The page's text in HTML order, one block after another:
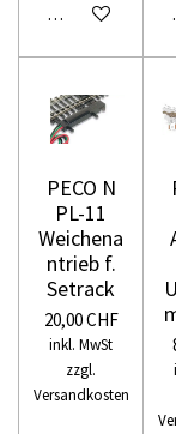
In den Warenkorb
PECO N
PL-11
Weichena
ntrieb f.
Setrack
20,00 CHF
inkl. MwSt
zzgl.
Versandkosten